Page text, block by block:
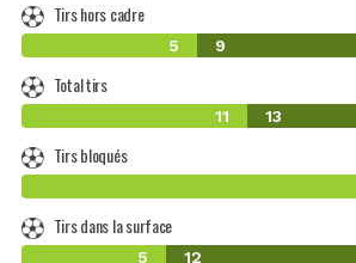
Tirs hors cadre
5 9
Total tirs
11 13
Tirs bloqués
Tirs dans la surface
5 12